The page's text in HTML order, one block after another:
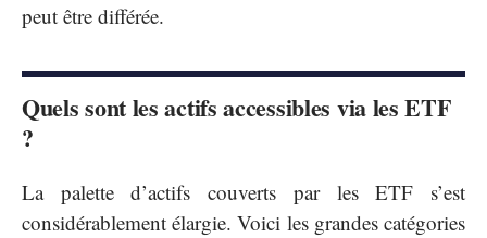
peut être différée.
Quels sont les actifs accessibles via les ETF
?
La palette d’actifs couverts par les ETF s’est
considérablement élargie. Voici les grandes catégories